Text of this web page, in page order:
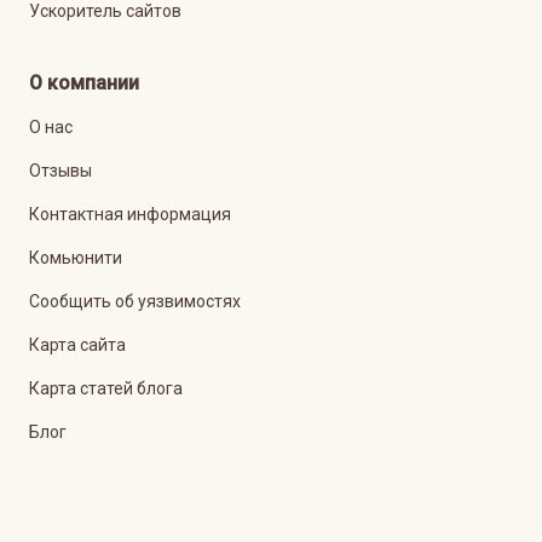
Ускоритель сайтов
О компании
О нас
Отзывы
Контактная информация
Комьюнити
Сообщить об уязвимостях
Карта сайта
Карта статей блога
Блог